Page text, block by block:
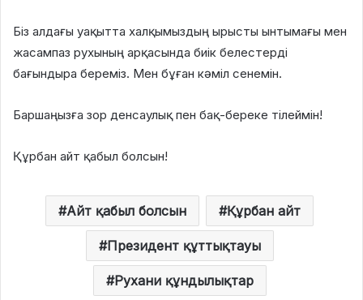
Біз алдағы уақытта халқымыздың ырысты ынтымағы мен
жасампаз рухының арқасында биік белестерді
бағындыра береміз. Мен бұған кәміл сенемін.
Баршаңызға зор денсаулық пен бақ-береке тілеймін!
Құрбан айт қабыл болсын!
Айт қабыл болсын Құрбан айт
Президент құттықтауы
Рухани құндылықтар